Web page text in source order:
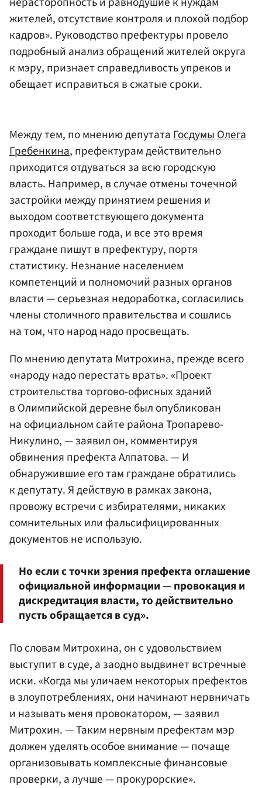
жителей, отсутствие контроля и плохой подбор
кадров». Руководство префектуры провело
подробный анализ обращений жителей округа
к мэру, признает справедливость упреков и
обещает исправиться в сжатые сроки.
Между тем, по мнению депутатаГосдумыОлега
Гребенкина, префектурам действительно
приходится отдуваться за всю городскую
власть. Например, в случае отмены точечной
застройки между принятием решения и
выходом соответствующего документа
проходит больше года, и все это время
граждане пишут в префектуру, портя
статистику. Незнание населением
компетенций и полномочий разных органов
власти — серьезная недоработка, согласились
члены столичного правительства и сошлись
на том, что народ надо просвещать.
По мнению депутата Митрохина, прежде всего
«народу надо перестать врать». «Проект
строительства торгово-офисных зданий
в Олимпийской деревне был опубликован
на официальном сайте района Тропарево-
Никулино, — заявил он, комментируя
обвинения префекта Алпатова. — И
обнаружившие его там граждане обратились
к депутату. Я действую в рамках закона,
провожу встречи с избирателями, никаких
сомнительных или фальсифицированных
документов не использую.
Но если с точки зрения префекта оглашение
официальной информации — провокация и
дискредитация власти, то действительно
пусть обращается в суд».
По словам Митрохина, он с удовольствием
выступит в суде, а заодно выдвинет встречные
иски. «Когда мы уличаем некоторых префектов
в злоупотреблениях, они начинают нервничать
и называть меня провокатором, — заявил
Митрохин. — Таким нервным префектам мэр
должен уделять особое внимание — почаще
организовывать комплексные финансовые
проверки, а лучше — прокурорские».